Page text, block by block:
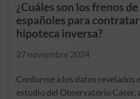
¿Cuáles son los frenos
españoles para
hipoteca inversa?
27 noviembre 2024
Conforme a los datos revelados
estudio del Observatorio Caser,